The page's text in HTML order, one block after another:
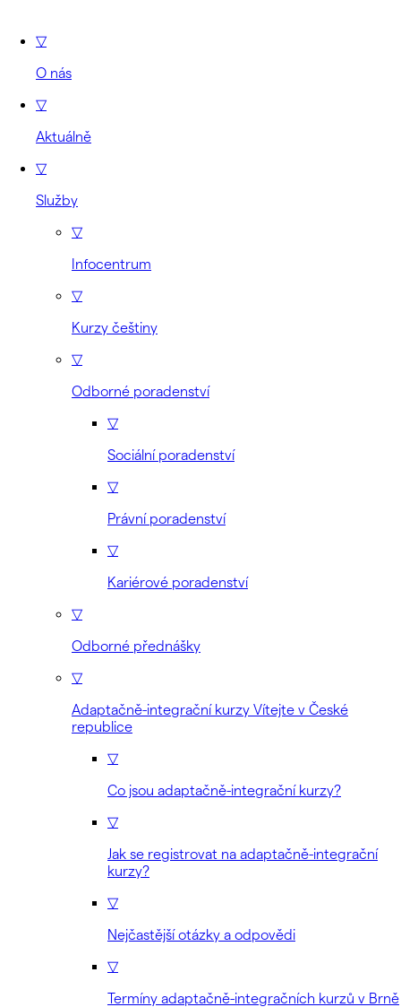
▽
O nás
▽
Aktuálně
▽
Služby
▽
Infocentrum
▽
Kurzy češtiny
▽
Odborné poradenství
▽
Sociální poradenství
▽
Právní poradenství
▽
Kariérové poradenství
▽
Odborné přednášky
▽
Adaptačně-integrační kurzy Vítejte v České
republice
▽
Co jsou adaptačně-integrační kurzy?
▽
Jak se registrovat na adaptačně-integrační
kurzy?
▽
Nejčastější otázky a odpovědi
▽
Termíny adaptačně-integračních kurzů v Brně